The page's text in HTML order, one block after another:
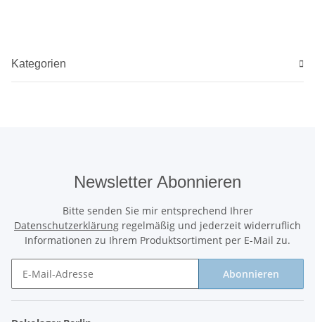
Kategorien
Newsletter Abonnieren
Bitte senden Sie mir entsprechend Ihrer
Datenschutzerklärung regelmäßig und jederzeit widerruflich
Informationen zu Ihrem Produktsortiment per E-Mail zu.
Abonnieren